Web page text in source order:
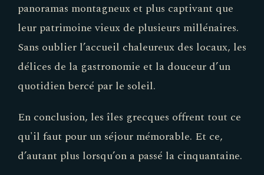
panoramas montagneux et plus captivant que
leur patrimoine vieux de plusieurs millénaires.
Sans oublier l’accueil chaleureux des locaux, les
délices de la gastronomie et la douceur d’un
quotidien bercé par le soleil.
En conclusion, les îles grecques offrent tout ce
qu'il faut pour un séjour mémorable. Et ce,
d’autant plus lorsqu’on a passé la cinquantaine.